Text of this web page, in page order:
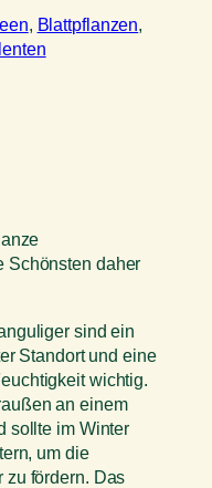
, Blattpflanzen
Schönsten daher
sind ein
Standort und eine
wichtig.
an einem
sollte im Winter
um die
zu fördern. Das